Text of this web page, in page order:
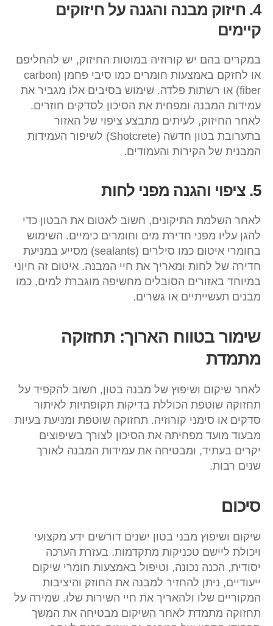
4. חיזוק מבנה והגנה על חיזוקים
קיימים
במקרים בהם יש קורוזיה במוטות החיזוק, יש להחליפם
או לחזקם באמצעות חומרים כמו סיבי פחמן (carbon
fiber) או רשתות פלדה. שימוש בסיבים אלו מגביר את
עמידות המבנה ומפחית את הסיכון לסדקים חוזרים.
לאחר החיזוק, לעיתים מתבצע ציפוי של האזור
בתערובת בטון חדשה (Shotcrete) לשיפור העמידות
המבנית של הקירות והעמודים.
5. ציפוי והגנה מפני לחות
לאחר השלמת התיקונים, חשוב לאטום את הבטון כדי
להגן עליו מפני חדירת מים וחומרים כימיים. השימוש
בחומרי איטום כמו סילרים (sealants) מסייע במניעת
חדירה של לחות ומאריך את חיי המבנה. איטום זה חיוני
במיוחד באזורים הסובלים מחשיפה מוגברת למים, כמו
מבנים תעשייתיים או גשרים.
שימור בטווח הארוך: תחזוקה
מתמדת
לאחר שיקום ושיפוץ של מבנה בטון, חשוב להקפיד על
תחזוקה שוטפת הכוללת בדיקות תקופתיות לאיתור
סדקים או סימני קורוזיה. תחזוקה שוטפת ומניעת בעיות
מבעוד מועד מפחיתה את הסיכון לצורך בשיפוצים
יקרים בעתיד, ומבטיחה את עמידות המבנה לאורך
שנים רבות.
סיכום
שיקום ושיפוץ מבני בטון ישנים דורשים ידע מקצועי
ויכולת ליישם טכניקות מתקדמות. בעזרת הערכה
יסודית, הכנה נכונה, וטיפול באמצעות חומרי שיקום
ייעודיים, ניתן להחזיר למבנה את החוזק והיציבות
המקוריים שלו ולהאריך את חיי השירות שלו. שמירה על
תחזוקה מתמדת לאחר השיקום מבטיחה את המשך